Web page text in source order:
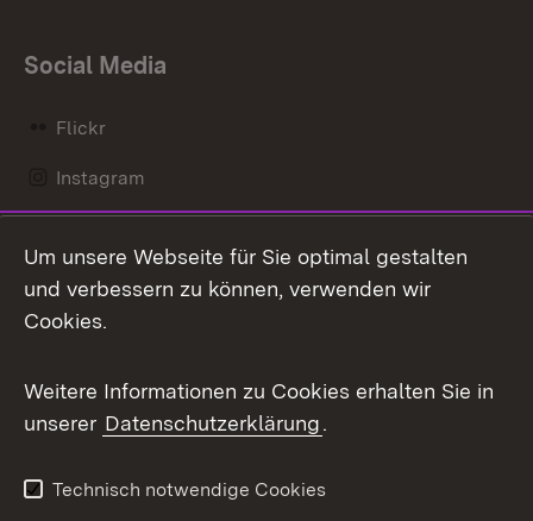
Social Media
Flickr
Instagram
Mastodon
Messenger
Social Wall
X / Twitter
Youtube
Um unsere Webseite für Sie optimal gestalten
und verbessern zu können, verwenden wir
Cookies.
Weitere Informationen zu Cookies erhalten Sie in
unserer Datenschutzerklärung.
Technisch notwendige Cookies